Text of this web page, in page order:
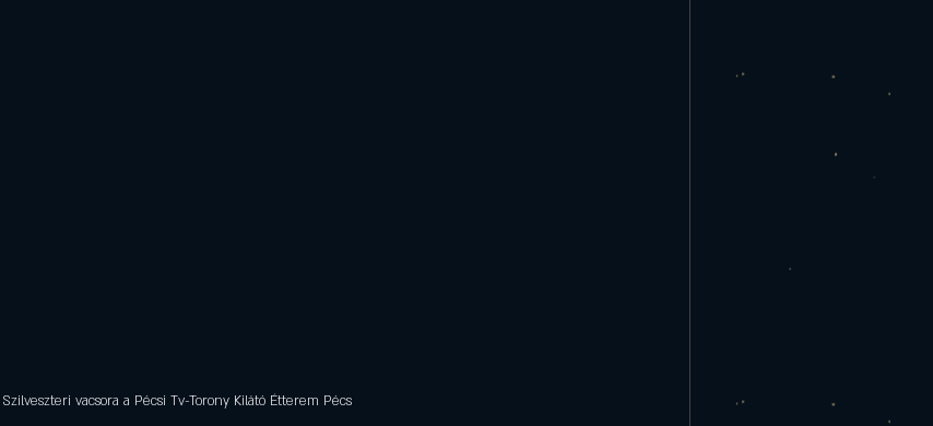
Szilveszteri vacsora a Pécsi Tv-Torony Kilátó Étterem Pécs